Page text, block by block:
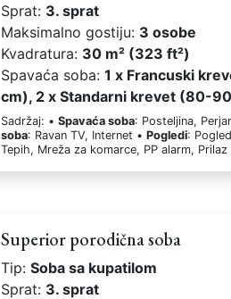
Sprat: 3. sprat
Maksimalno gostiju: 3 osobe
Kvadratura: 30 m² (323 ft²)
Spavaća soba:1 x Francuski
cm), 2 x Standarni krevet (80-
Sadržaj: •Spavaća soba: Posteljina,
soba: Ravan TV, Internet •Pogledi:
Tepih, Mreža za komarce, PP alarm,
Superior porodična soba
Tip:Soba sa kupatilom
Sprat: 3. sprat